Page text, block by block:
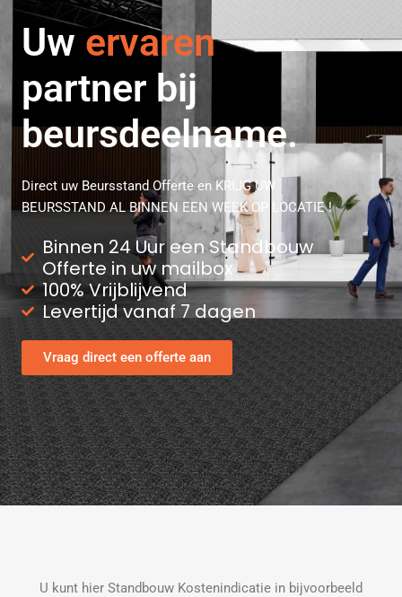
Uwprofessionele
ervaren
partner bij
beursdeelname.
Direct uw Beursstand Offerte en KRIJG UW
BEURSSTAND AL BINNEN EEN WEEK OP LOCATIE !
Binnen 24 Uur een Standbouw
Offerte in uw mailbox
100% Vrijblijvend
Levertijd vanaf 7 dagen
Vraag direct een offerte aan
U kunt hier Standbouw Kostenindicatie in bijvoorbeeld